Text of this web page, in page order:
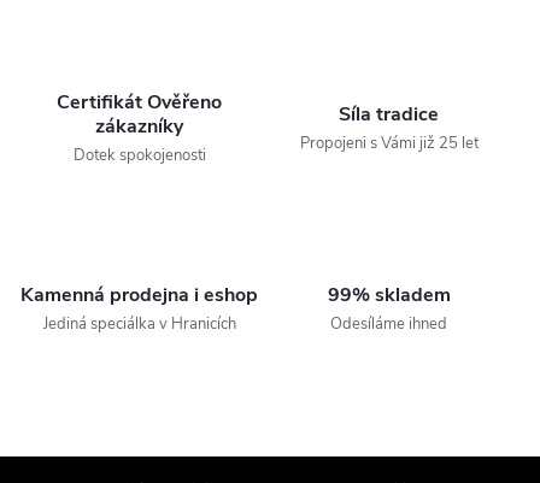
Certifikát Ověřeno
zákazníky
Dotek spokojenosti
Síla tradice
Propojeni s Vámi již 25 let
Kamenná prodejna i eshop
Jediná speciálka v Hranicích
99% skladem
Odesíláme ihned